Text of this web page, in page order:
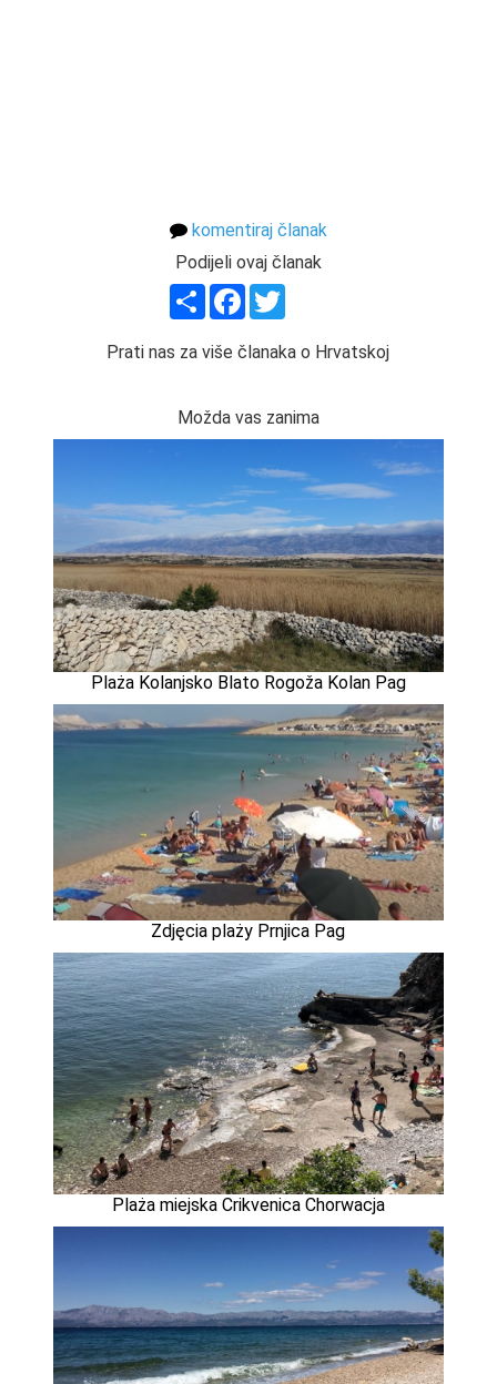
komentiraj članak
Podijeli ovaj članak
ShareFacebook
Prati nas za više članaka o Hrvatskoj
Možda vas zanima
Plaża Kolanjsko Blato Rogoža Kolan Pag
Zdjęcia plaży Prnjica Pag
Plaża miejska Crikvenica Chorwacja